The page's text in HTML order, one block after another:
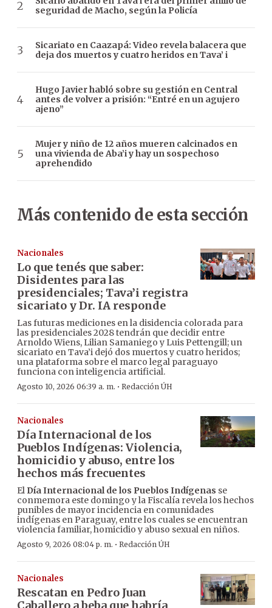
seguridad de Macho, según la Policía
Sicariato en Caazapá: Video revela balacera que
deja dos muertos y cuatro heridos en Tava’ i
Hugo Javier habló sobre su gestión en Central
antes de volver a prisión: “Entré en un agujero
ajeno”
Mujer y niño de 12 años mueren calcinados en
una vivienda de Aba’i y hay un sospechoso
aprehendido
Más contenido de esta sección
Nacionales
Lo que tenés que saber:
Disidentes para las
presidenciales; Tava’i registra
sicariato y Dr. IA responde
Las futuras mediciones en la disidencia colorada para
las presidenciales 2028 tendrán que decidir entre
Arnoldo Wiens, Lilian Samaniego y Luis Pettengill; un
sicariato en Tava’i dejó dos muertos y cuatro heridos;
una plataforma sobre el marco legal paraguayo
funciona con inteligencia artificial.
Agosto 10, 2026 06:39 a. m. · Redacción ÚH
Nacionales
Día Internacional de los
Pueblos Indígenas: Violencia,
homicidio y abuso, entre los
hechos más frecuentes
El Día Internacional de los Pueblos Indígenas se
conmemora este domingo y la Fiscalía revela los hechos
punibles de mayor incidencia en comunidades
indígenas en Paraguay, entre los cuales se encuentran
violencia familiar, homicidio y abuso sexual en niños.
Agosto 9, 2026 08:04 p. m. · Redacción ÚH
Nacionales
Rescatan en Pedro Juan